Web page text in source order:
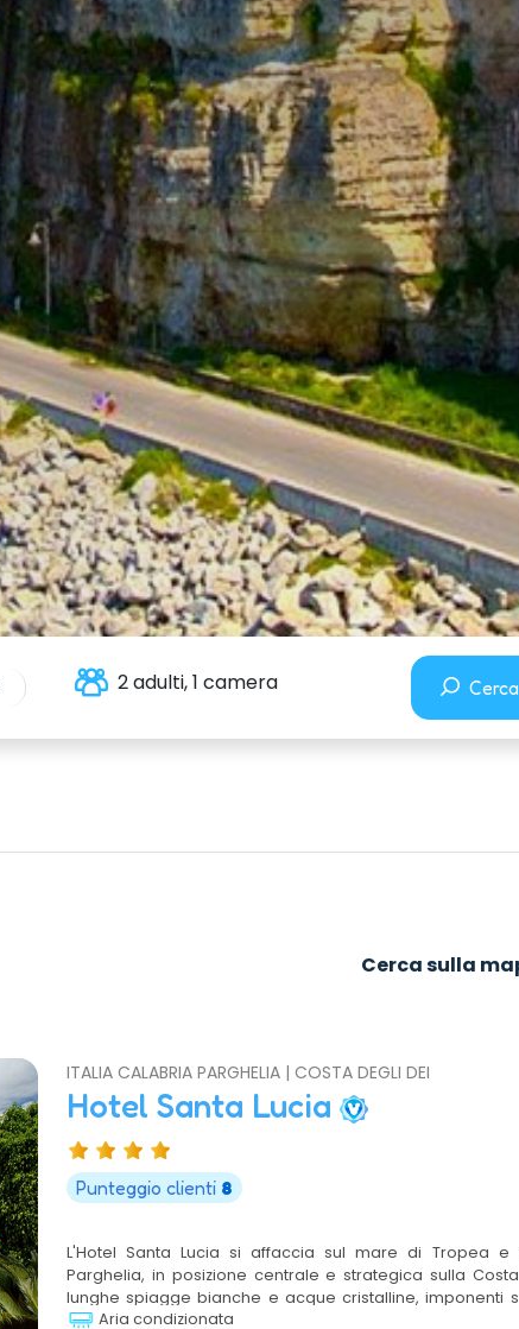
2 adulti, 1 camera Cerca
Cerca sulla
ITALIA CALABRIA PARGHELIA | COSTA DEGLI DEI
Hotel Santa Lucia
Punteggio clienti 8
L'Hotel Santa Lucia si affaccia sul mare di Tropea
Parghelia, in posizione centrale e strategica sulla Costa
lunghe spiagge bianche e acque cristalline, imponenti
una natura spettacolare. Aperto da aprile a ottobre,
Aria condizionata